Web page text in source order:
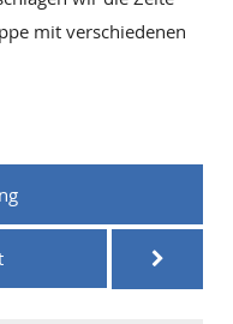
mit verschiedenen